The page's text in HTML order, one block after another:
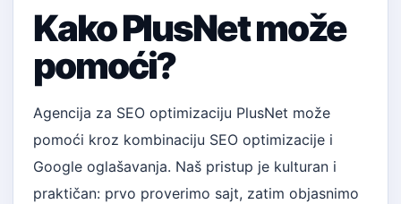
Kako PlusNet može
pomoći?
Agencija za SEO optimizaciju PlusNet može
pomoći kroz kombinaciju SEO optimizacije i
Google oglašavanja. Naš pristup je kulturan i
praktičan: prvo proverimo sajt, zatim objasnimo